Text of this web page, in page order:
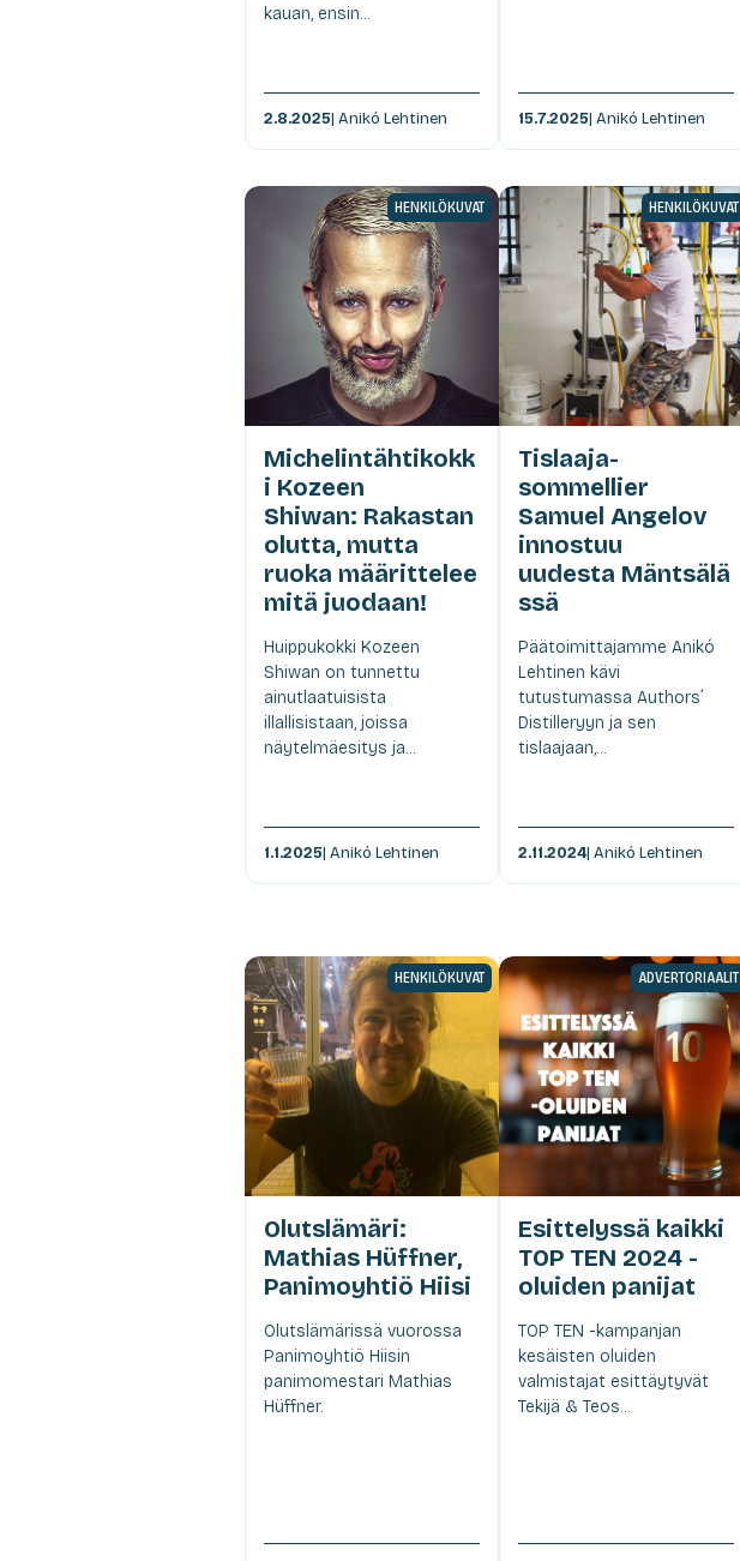
kauan, ensin...
2.8.2025| Anikó Lehtinen 15.7.2025| Anikó Lehtinen
HENKILÖKUVAT
Michelintähtikokk
i Kozeen
Shiwan: Rakastan
olutta, mutta
ruoka määrittelee
mitä juodaan!
Huippukokki Kozeen
Shiwan on tunnettu
ainutlaatuisista
illallisistaan, joissa
näytelmäesitys ja...
1.1.2025| Anikó Lehtinen
HENKILÖKUVAT
Tislaaja-
sommellier
Samuel Angelov
innostuu
uudesta Mäntsälä
ssä
Päätoimittajamme Anikó
Lehtinen kävi
tutustumassa Authors´
Distilleryyn ja sen
tislaajaan,...
2.11.2024| Anikó Lehtinen
HENKILÖKUVAT
Olutslämäri:
Mathias Hüffner,
Panimoyhtiö Hiisi
Olutslämärissä vuorossa
Panimoyhtiö Hiisin
panimomestari Mathias
Hüffner.
ADVERTORIAALIT
Esittelyssä kaikki
TOP TEN 2024 -
oluiden panijat
TOP TEN -kampanjan
kesäisten oluiden
valmistajat esittäytyvät
Tekijä & Teos...